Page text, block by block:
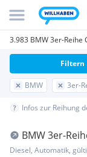
3.983 BMW 3er-Reihe
BMW 3er-
Filtern
Infos zur Reihung
BMW 3er-
Laser, Head up,
Diesel, Automatik,